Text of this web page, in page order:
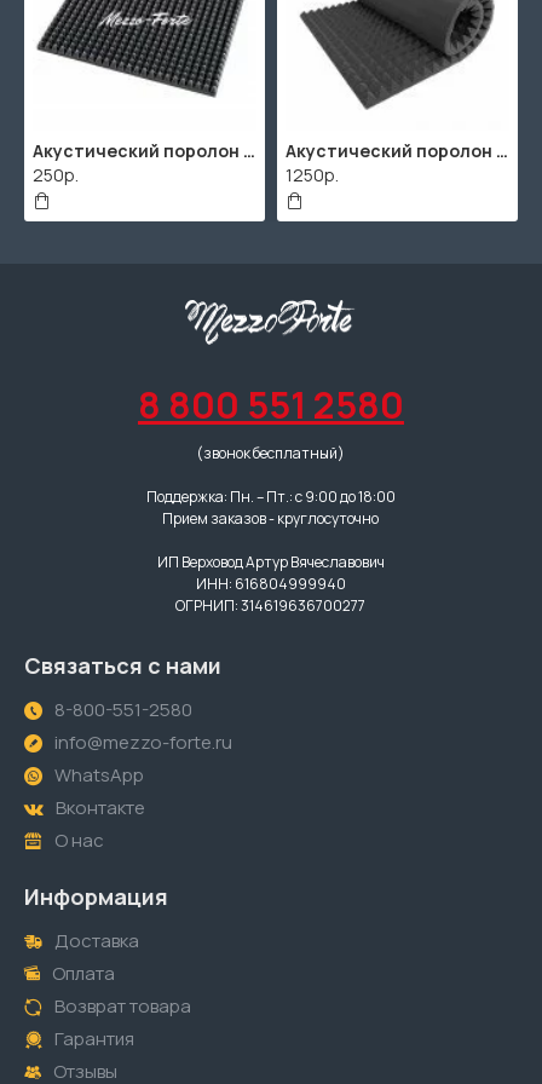
Акустический поролон "Пирамида" / 480x480х30мм / Темно-серый
250р.
Акустический поролон "Пирамида" / 2000х1000мм
1250р.
8 800 551 2580
(звонок бесплатный)
Поддержка: Пн. – Пт.: с 9:00 до 18:00
Прием заказов - круглосуточно
ИП Верховод Артур Вячеславович
ИНН: 616804999940
ОГРНИП: 314619636700277
Связаться с нами
8-800-551-2580
info@mezzo-forte.ru
WhatsApp
Вконтакте
О нас
Информация
Доставка
Оплата
Возврат товара
Гарантия
Отзывы